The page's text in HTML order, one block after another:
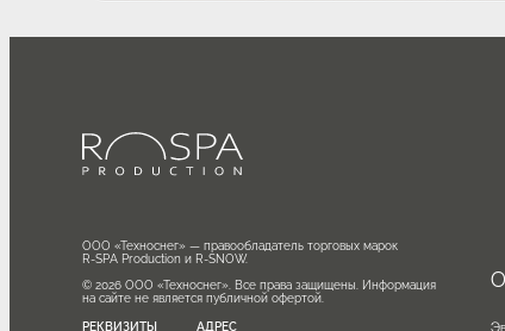
ООО «Техноснег» — правообладатель торговых марок
R-SPA Production и R-SNOW.
© 2026 ООО «Техноснег». Все права защищены. Информация